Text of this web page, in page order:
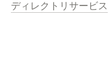
ディレクトリサービス